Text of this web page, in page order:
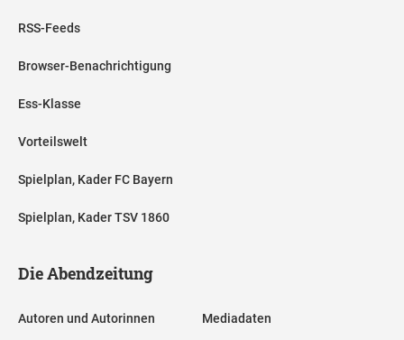
RSS-Feeds
Browser-Benachrichtigung
Ess-Klasse
Vorteilswelt
Spielplan, Kader FC Bayern
Spielplan, Kader TSV 1860
Die Abendzeitung
Autoren und Autorinnen Mediadaten